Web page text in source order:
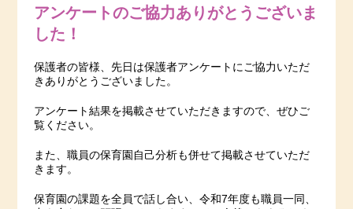
アンケートのご協力ありがとうございま
した！
保護者の皆様、先日は保護者アンケートにご協力いただ
きありがとうございました。
アンケート結果を掲載させていただきますので、ぜひご
覧ください。
また、職員の保育園自己分析も併せて掲載させていただ
きます。
保育園の課題を全員で話し合い、令和7年度も職員一同、